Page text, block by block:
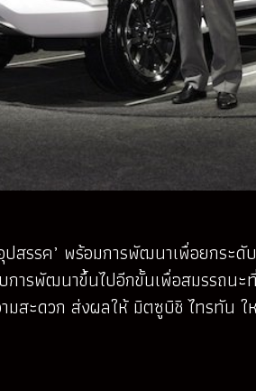
รรค’ พร้อมการพัฒนาเพื่อยกระดั
รพัฒนาขึ้นไปอีกขั้นเพื่อสมรรถนะ
ะดวก ส่งผลให้ มิตซูบิชิ ไทรทัน ใ